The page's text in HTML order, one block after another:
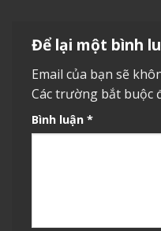
Để lại một bình
Email của bạn sẽ
Các trường bắt buộc
Bình luận *